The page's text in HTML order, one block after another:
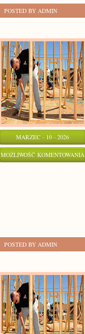
POSTED BY ADMIN
MARZEC - 10 - 2026
MOŻLIWOŚĆ KOMENTOWANIA
POSTED BY ADMIN